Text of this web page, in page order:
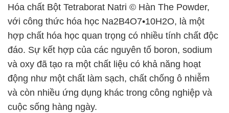
Hóa chất Bột Tetraborat Natri © Hàn The Powder,
với công thức hóa học Na2B4O7•10H2O, là một
hợp chất hóa học quan trọng có nhiều tính chất độc
đáo. Sự kết hợp của các nguyên tố boron, sodium
và oxy đã tạo ra một chất liệu có khả năng hoạt
động như một chất làm sạch, chất chống ô nhiễm
và còn nhiều ứng dụng khác trong công nghiệp và
cuộc sống hàng ngày.